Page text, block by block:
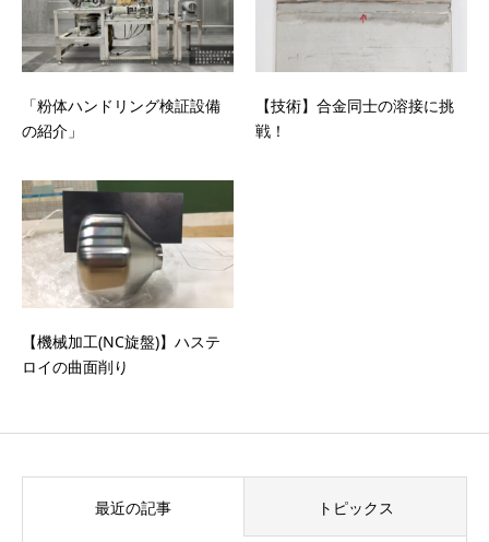
「粉体ハンドリング検証設備
の紹介」
【技術】合金同士の溶接に挑
戦！
【機械加工(NC旋盤)】ハステ
ロイの曲面削り
最近の記事 トピックス